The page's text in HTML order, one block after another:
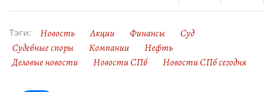
Тэги: Новость Акции Финансы
Суд
Судебные споры
Компании
Нефть
Деловые новости
Новости СПб Новости СПб сегодня